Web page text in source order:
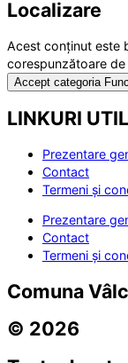
Localizare
Acest conținut este
corespunzătoare
Accept categoria
LINKURI
Prezentare
Contact
Termeni și
Prezentare
Contact
Termeni și
Comuna
© 2026